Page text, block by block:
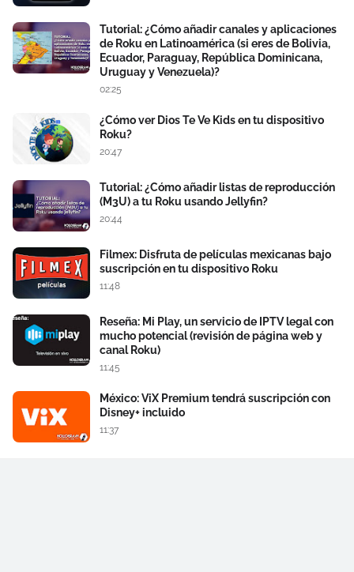
Tutorial: ¿Cómo añadir canales y aplicaciones
de Roku en Latinoamérica (si eres de Bolivia,
Ecuador, Paraguay, República Dominicana,
Uruguay y Venezuela)?
02:25
¿Cómo ver Dios Te Ve Kids en tu dispositivo
Roku?
20:47
Tutorial: ¿Cómo añadir listas de reproducción
(M3U) a tu Roku usando Jellyfin?
20:44
Filmex: Disfruta de películas mexicanas bajo
suscripción en tu dispositivo Roku
11:48
Reseña: Mi Play, un servicio de IPTV legal con
mucho potencial (revisión de página web y
canal Roku)
11:45
México: ViX Premium tendrá suscripción con
Disney+ incluido
11:37